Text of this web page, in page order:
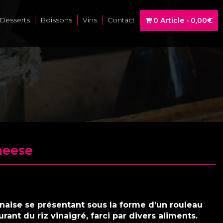
Boissons Vins Contact 0 Article 0,00€
se présentant sous la forme d’un rouleau
du riz vinaigré, farci par divers aliments.